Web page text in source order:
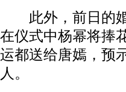
此外，前日的婚
在仪式中杨幂将捧
运都送给唐嫣，预
人。